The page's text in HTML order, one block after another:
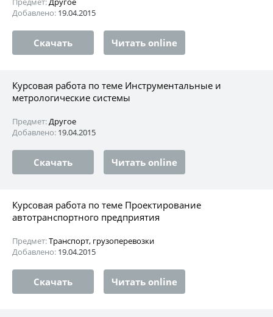
Добавлено: 19.04.2015
Скачать Читать online
Курсовая работа по теме Инструментальные и
метрологические системы
Предмет:Другое
Добавлено: 19.04.2015
Скачать Читать online
Курсовая работа по теме Проектирование
автотранспортного предприятия
Предмет:Транспорт, грузоперевозки
Добавлено: 19.04.2015
Скачать Читать online